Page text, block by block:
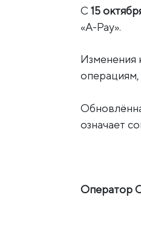
С15
«A-Pay».
Изменения
означает
Оператор